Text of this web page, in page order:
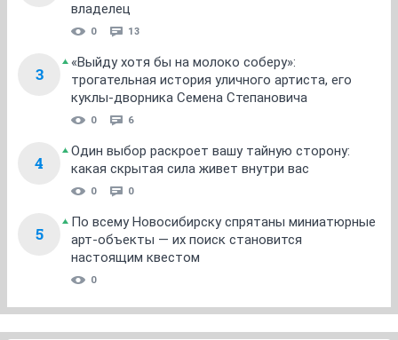
владелец
0 13
3
«Выйду хотя бы на молоко соберу»:
трогательная история уличного артиста, его
куклы-дворника Семена Степановича
0 6
4
Один выбор раскроет вашу тайную сторону:
какая скрытая сила живет внутри вас
0 0
5
По всему Новосибирску спрятаны миниатюрные
арт-объекты — их поиск становится
настоящим квестом
0